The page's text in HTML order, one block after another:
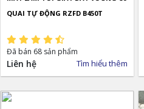
QUAI TỰ ĐỘNG RZFD B450T
Đã bán 68 sản phẩm
Liên hệ Tìm hiểu thêm